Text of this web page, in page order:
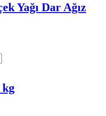
Yağı Dar Ağız